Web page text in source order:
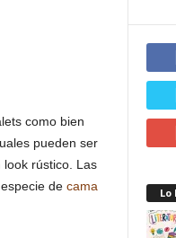
como bien
pueden ser
rústico. Las
de cama
Lo